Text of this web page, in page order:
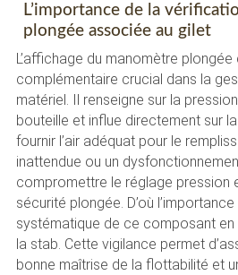
L’importance de la
plongée associée au gilet
L’affichage du manomètre
complémentaire crucial dans la
matériel. Il renseigne sur la
bouteille et influe directement sur
fournir l’air adéquat pour le
inattendue ou un
compromettre le réglage pression
sécurité plongée. D’où
systématique de ce composant
la stab. Cette vigilance permet
bonne maîtrise de la flottabilité et